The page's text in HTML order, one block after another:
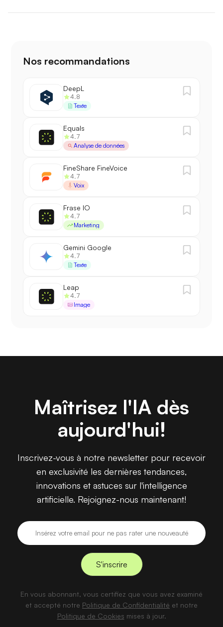
Nos recommandations
DeepL
4.8
Texte
Equals
4.7
Analyse de données
FineShare FineVoice
4.7
Voix
Frase IO
4.7
Marketing
Gemini Google
4.7
Texte
Leap
4.7
Image
Maîtrisez l'IA dès
aujourd'hui!
Inscrivez-vous à notre newsletter pour recevoir
en exclusivité les dernières tendances,
innovations et astuces sur l'intelligence
artificielle. Rejoignez-nous maintenant!
En vous abonnant, vous certifiez que vous avez examiné
et accepté notre Politique de Confidentialité et notre
Politique de Cookies mises à jour.